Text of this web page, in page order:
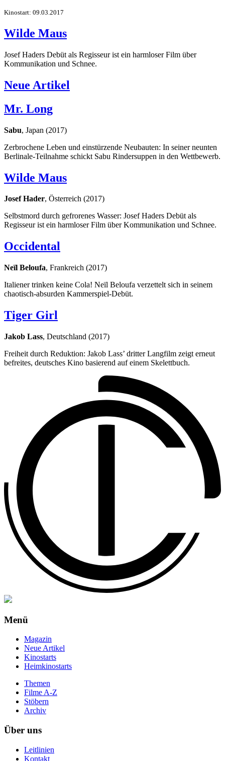
Kinostart: 09.03.2017
Wilde Maus
Josef Haders Debüt als Regisseur ist ein harmloser Film über
Kommunikation und Schnee.
Neue Artikel
Mr. Long
Sabu, Japan (2017)
Zerbrochene Leben und einstürzende Neubauten: In seiner neunten
Berlinale-Teilnahme schickt Sabu Rindersuppen in den Wettbewerb.
Wilde Maus
Josef Hader, Österreich (2017)
Selbstmord durch gefrorenes Wasser: Josef Haders Debüt als
Regisseur ist ein harmloser Film über Kommunikation und Schnee.
Occidental
Neïl Beloufa, Frankreich (2017)
Italiener trinken keine Cola! Neïl Beloufa verzettelt sich in seinem
chaotisch-absurden Kammerspiel-Debüt.
Tiger Girl
Jakob Lass, Deutschland (2017)
Freiheit durch Reduktion: Jakob Lass’ dritter Langfilm zeigt erneut
befreites, deutsches Kino basierend auf einem Skelettbuch.
Menü
Magazin
Neue Artikel
Kinostarts
Heimkinostarts
Themen
Filme A-Z
Stöbern
Archiv
Über uns
Leitlinien
Kontakt